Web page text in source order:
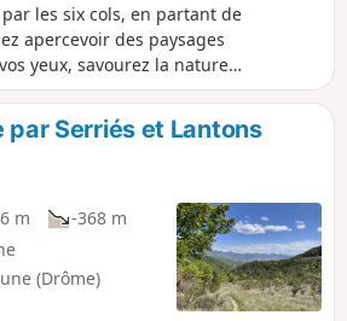
les six cols, en partant de
apercevoir des paysages
yeux, savourez la nature
les reliefs et les montagnes qui vous
vous marquera longtemps. À
cols de Serriés, des Lantons, du
,de Soubeyrand et de la Croix
randonnée.
par Serriés et Lantons
m
-368 m
(Drôme)